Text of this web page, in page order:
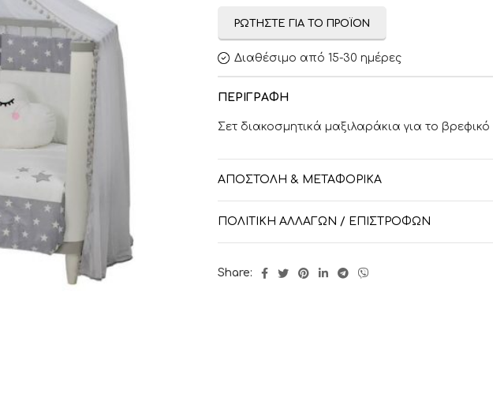
ΡΩΤΉΣΤΕ ΓΙΑ ΤΟ ΠΡΟΪΌΝ
Διαθέσιμο από 15-30 ημέρες
ΠΕΡΙΓΡΑΦΉ
Σετ διακοσμητικά μαξιλαράκια για το
ΑΠΟΣΤΟΛΉ & ΜΕΤΑΦΟΡΙΚΆ
ΠΟΛΙΤΙΚΉ ΑΛΛΑΓΏΝ / ΕΠΙΣΤΡΟΦΏΝ
Share: